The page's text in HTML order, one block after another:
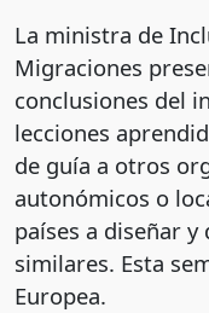
La ministra de
Migraciones
conclusiones del
lecciones
de guía a otros
autonómicos o
países a diseñar
similares. Esta
Europea.